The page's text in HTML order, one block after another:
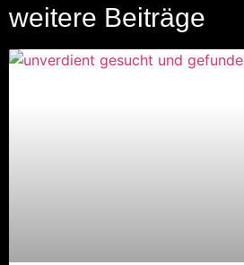
weitere Beiträge